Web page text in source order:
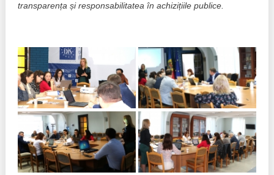
transparența și responsabilitatea în achizițiile publice.